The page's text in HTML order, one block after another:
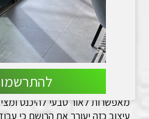
כאשר חזית הבניין סגורה
משמעותי, או עלולה להשאיר רושם
עם זאת, כאשר החזית מעוצבת
בקרב העוברים והשבים בבניין
חזיתות הזכוכית השוברות את
מאפשרות לאור טבעי להיכנס
עיצוב כזה יעורר את הרושם כי